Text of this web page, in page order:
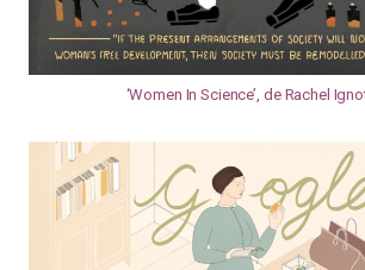
‘Women In Science’, de Rachel